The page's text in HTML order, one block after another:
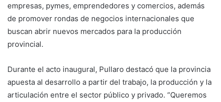
empresas, pymes, emprendedores y comercios, además
de promover rondas de negocios internacionales que
buscan abrir nuevos mercados para la producción
provincial.
Durante el acto inaugural, Pullaro destacó que la provincia
apuesta al desarrollo a partir del trabajo, la producción y la
articulación entre el sector público y privado. “Queremos